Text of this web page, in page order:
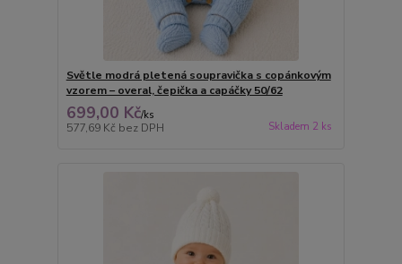
Světle modrá pletená soupravička s copánkovým
vzorem – overal, čepička a capáčky 50/62
699,00 Kč/ks
577,69 Kč bez DPH Skladem 2 ks